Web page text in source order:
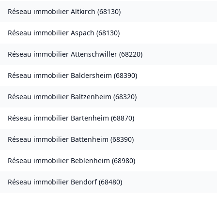
Réseau immobilier Altkirch (68130)
Réseau immobilier Aspach (68130)
Réseau immobilier Attenschwiller (68220)
Réseau immobilier Baldersheim (68390)
Réseau immobilier Baltzenheim (68320)
Réseau immobilier Bartenheim (68870)
Réseau immobilier Battenheim (68390)
Réseau immobilier Beblenheim (68980)
Réseau immobilier Bendorf(68480)